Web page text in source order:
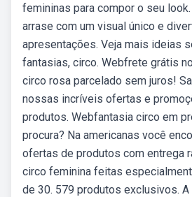
femininas para compor o seu
arrase com um visual único e
apresentações. Veja mais ideias
fantasias, circo. Webfrete grátis
circo rosa parcelado sem juros!
nossas incríveis ofertas e
produtos. Webfantasia circo em
procura? Na americanas você
ofertas de produtos com entrega
circo feminina feitas
de 30. 579 produtos exclusivos.